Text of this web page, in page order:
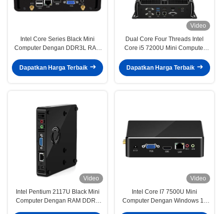
Intel Core Series Black Mini
Computer Dengan DDR3L RAM
Dapatkan Harga Terbaik
Video
Dual Core Four Threads Intel
Core i5 7200U Mini Computer
6COM
Dapatkan Harga Terbaik
Video
Intel Pentium 2117U Black Mini
Computer Dengan RAM DDR3
Video
Intel Core I7 7500U Mini
Computer Dengan Windows 10